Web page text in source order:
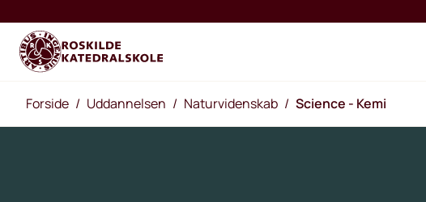
Forside / Uddannelsen / Naturvidenskab / Science - Kemi